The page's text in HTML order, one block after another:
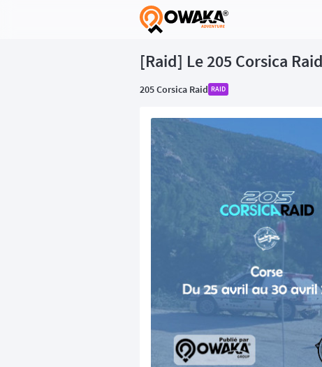
®
[Raid] Le 205 Corsica
205 Corsica Raid RAID